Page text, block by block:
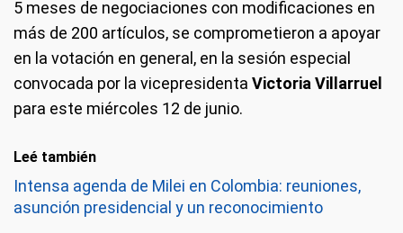
5 meses de negociaciones con modificaciones en
más de 200 artículos, se comprometieron a apoyar
en la votación en general, en la sesión especial
convocada por la vicepresidenta Victoria Villarruel
para este miércoles 12 de junio.
Leé también
Intensa agenda de Milei en Colombia: reuniones,
asunción presidencial y un reconocimiento